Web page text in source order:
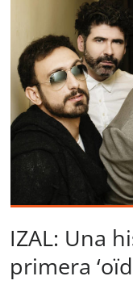
IZAL: Una
primera